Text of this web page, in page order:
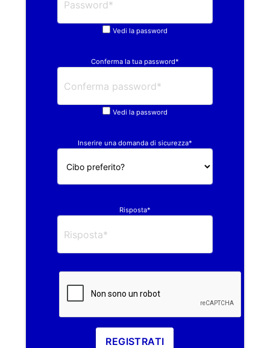
Vedi la password
Conferma la tua password*
Vedi la password
Inserire una domanda di sicurezza*
Risposta*
REGISTRATI